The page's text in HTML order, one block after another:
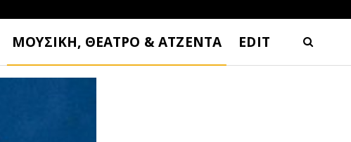
ΜΟΥΣΙΚΗ, ΘΕΑΤΡΟ & ΑΤΖΕΝΤΑ EDIT